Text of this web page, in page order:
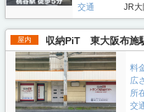
交通
JR
屋内 収納PiT 東大阪布施
料
広
所
交